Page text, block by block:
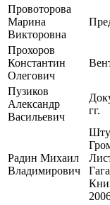
Провоторова
Марина
Викторовна
Прохоров
Константин
Олегович
Пузиков
Александр
Васильевич
гг.
Радин Михаил
Владимирович